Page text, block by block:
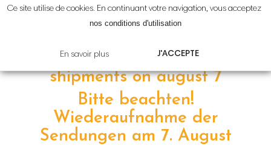
Attention!Reprise
Please note! resumption of
shipments onaugust 7
Bitte beachten!
Wiederaufnahme der
Sendungen am 7. August
Ce site utilise de cookies. En continuant votre navigation, vous acceptez
nos conditions d'utilisation
En savoir plus J'ACCEPTE